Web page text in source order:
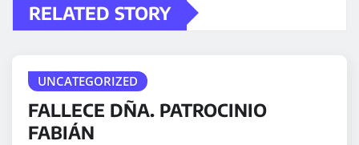
RELATED STORY
UNCATEGORIZED
FALLECE DÑA. PATROCINIO
FABIÁN